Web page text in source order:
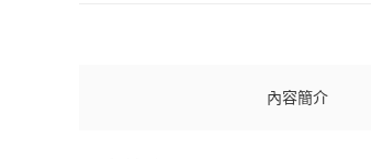
內容簡介